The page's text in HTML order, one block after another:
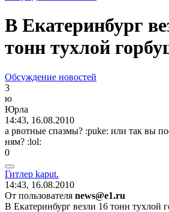
В Екатеринбург
тонн тухлой
Обсуждение новостей
3
ю
Юрла
14:43, 16.08.2010
а рвотные спазмы? :puke: или так вы
ням? :lol:
0
Гитлер kaput.
14:43, 16.08.2010
От пользователя news@e1.ru
В Екатеринбург везли 16 тонн тухлой